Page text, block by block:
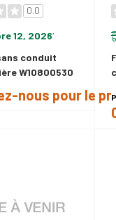
0.0
12, 2026*
conduit
W10800530
nous pour le